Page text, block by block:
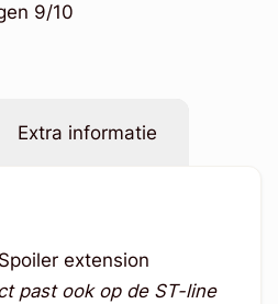
9/10
Extra informatie
extension
past ook op de ST-line